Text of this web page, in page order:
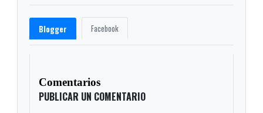
Blogger Facebook
Comentarios
PUBLICAR UN COMENTARIO